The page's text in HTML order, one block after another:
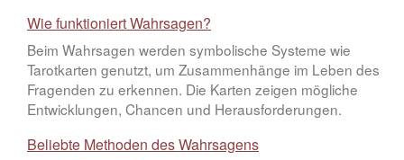
Wie funktioniert Wahrsagen?
Beim Wahrsagen werden symbolische Systeme wie
Tarotkarten genutzt, um Zusammenhänge im Leben des
Fragenden zu erkennen. Die Karten zeigen mögliche
Entwicklungen, Chancen und Herausforderungen.
Beliebte Methoden des Wahrsagens